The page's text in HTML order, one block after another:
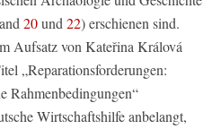
20und22) erschienen sind.
Aufsatz von Kateřina Králová
„Reparationsforderungen:
Rahmenbedingungen“
Wirtschaftshilfe anbelangt,